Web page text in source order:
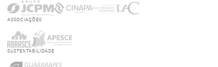
ASSOCIAÇÕES
SUSTENTABILIDADE